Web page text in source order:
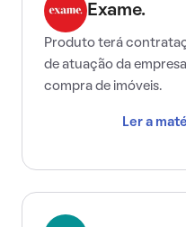
Exame.
Produto terá
de atuação da
compra de imóveis.
Ler a